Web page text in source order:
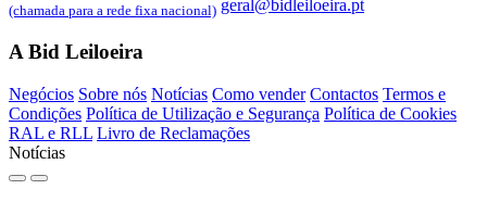
(chamada para a rede fixa nacional) geral@bidleiloeira.pt
A Bid Leiloeira
Negócios Sobre nós Notícias Como vender Contactos Termos e
Condições Política de Utilização e Segurança Política de Cookies
RAL e RLL Livro de Reclamações
Notícias